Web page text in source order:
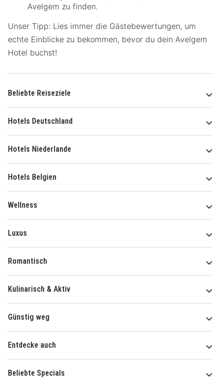
Avelgem zu finden.
Unser Tipp: Lies immer die Gästebewertungen, um
echte Einblicke zu bekommen, bevor du dein Avelgem
Hotel buchst!
Beliebte Reiseziele
Hotels Deutschland
Hotels Niederlande
Hotels Belgien
Wellness
Luxus
Romantisch
Kulinarisch & Aktiv
Günstig weg
Entdecke auch
Beliebte Specials